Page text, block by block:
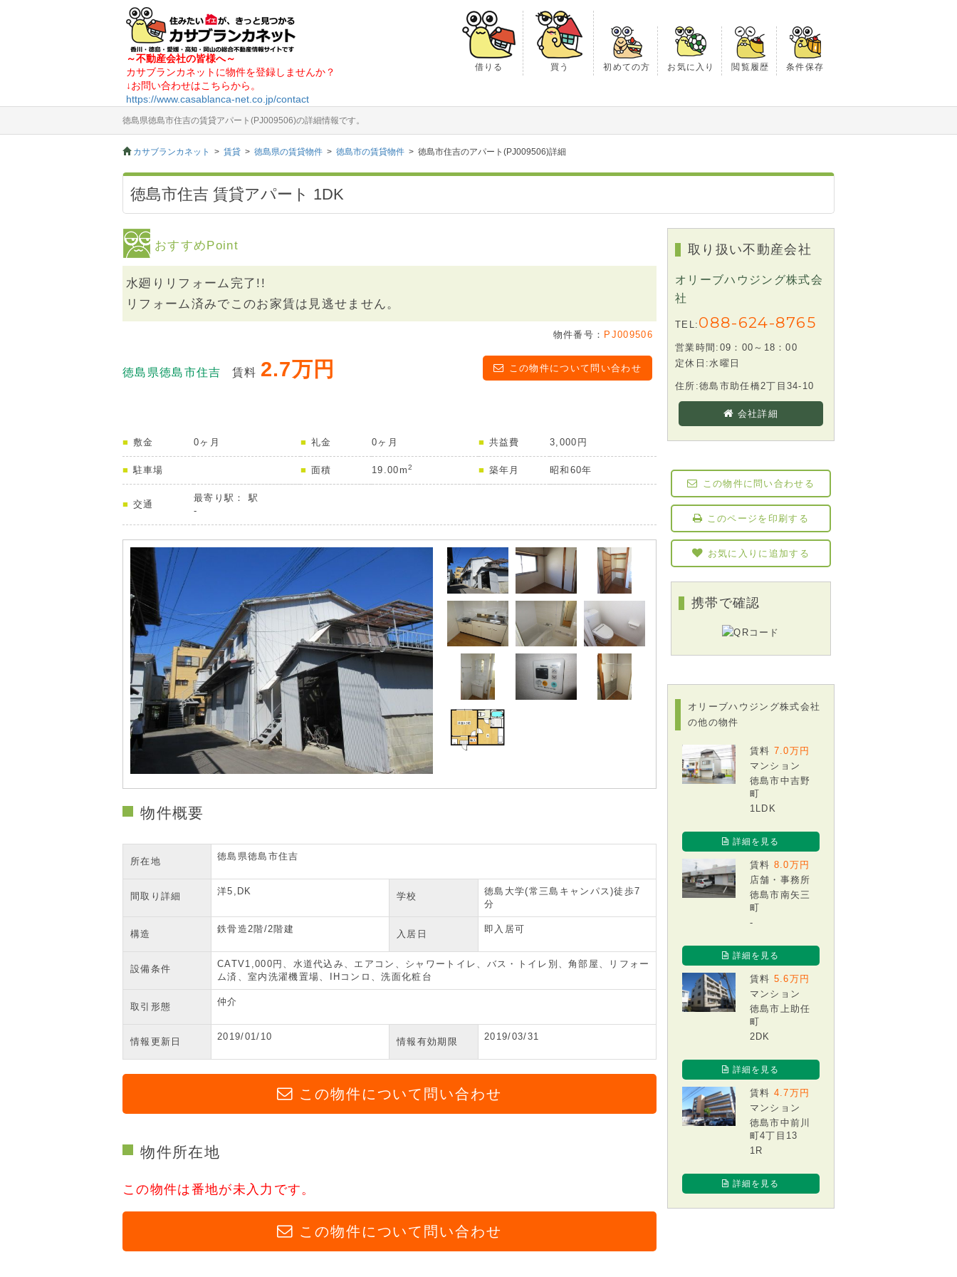
～不動産会社の皆様へ～
カサブランカネットに物件を登録しませんか？
↓お問い合わせはこちらから。
https://www.casablanca-net.co.jp/contact
借りる 買う 初めての方 お気に入り 閲覧履歴 条件保存
徳島県徳島市住吉の賃貸アパート(PJ009506)の詳細情報です。
カサブランカネット 賃貸 徳島県の賃貸物件 徳島市の賃貸物件 徳島市住吉のアパート(PJ009506)詳細
徳島市住吉 賃貸アパート 1DK
おすすめPoint
水廻りリフォーム完了!!
リフォーム済みでこのお家賃は見逃せません。
物件番号： PJ009506
徳島県徳島市住吉 賃料 2.7万円 この物件について問い合わせ
敷金 0ヶ月 礼金 0ヶ月 共益費 3,000円
駐車場 面積 19.00m2 築年月 昭和60年
交通
最寄り駅： 駅
-
物件概要
所在地 徳島県徳島市住吉
間取り詳細 洋5,DK 学校
徳島大学(常三島キャンパス)徒歩7
分
構造 鉄骨造2階/2階建 入居日 即入居可
設備条件
CATV1,000円、水道代込み、エアコン、シャワートイレ、バス・トイレ別、角部屋、リフォー
ム済、室内洗濯機置場、IHコンロ、洗面化粧台
取引形態 仲介
情報更新日 2019/01/10 情報有効期限 2019/03/31
この物件について問い合わせ
物件所在地
この物件は番地が未入力です。
この物件について問い合わせ
取り扱い不動産会社
オリーブハウジング株式会
社
TEL: 088-624-8765
営業時間:09：00～18：00
定休日:水曜日
住所:徳島市助任橋2丁目34-10
会社詳細
この物件に問い合わせる
このページを印刷する
お気に入りに追加する
携帯で確認
オリーブハウジング株式会社
の他の物件
賃料 7.0万円
マンション
徳島市中吉野
町
1LDK
詳細を見る
賃料 8.0万円
店舗・事務所
徳島市南矢三
町
-
詳細を見る
賃料 5.6万円
マンション
徳島市上助任
町
2DK
詳細を見る
賃料 4.7万円
マンション
徳島市中前川
町4丁目13
1R
詳細を見る